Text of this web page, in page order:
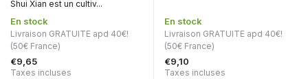
Shui Xian est un cultiv...
En stock
Livraison GRATUITE apd 40€!
(50€ France)
€9,65
Taxes incluses
En stock
Livraison GRATUITE apd 40€!
(50€ France)
€9,10
Taxes incluses